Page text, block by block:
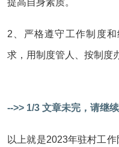
提高自身素质。
2、严格遵守工作制度
求，用制度管人、按制度
-->> 1/3 文章未完，请继
以上就是2023年驻村工